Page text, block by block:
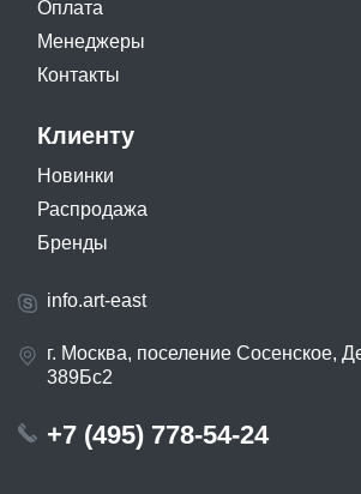
Оплата
Менеджеры
Контакты
Клиенту
Новинки
Распродажа
Бренды
info.art-east
г. Москва, поселение Сосенское,
389Бс2
+7 (495) 778-54-24